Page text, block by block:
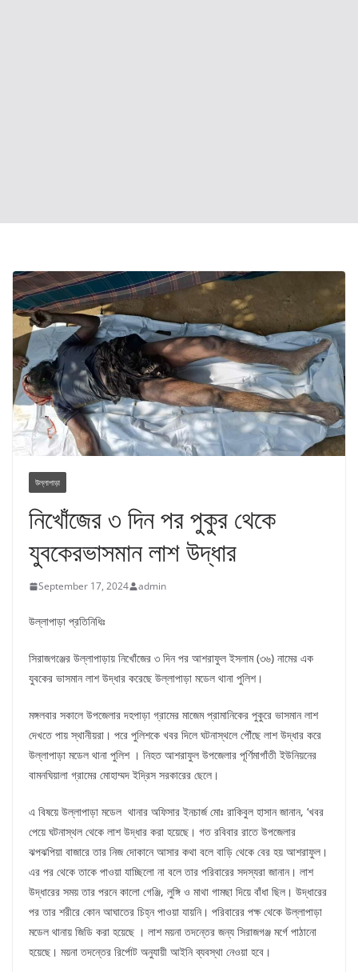
উল্লাপাড়া
নিখোঁজের ৩ দিন পর পুকুর থেকে
যুবকেরভাসমান লাশ উদ্ধার
September 17, 2024 admin
উল্লাপাড়া প্রতিনিধিঃ
সিরাজগঞ্জের উল্লাপাড়ায় নিখোঁজের ৩ দিন পর আশরাফুল ইসলাম (৩৬) নামের এক
যুবকের ভাসমান লাশ উদ্ধার করেছে উল্লাপাড়া মডেল থানা পুলিশ।
মঙ্গলবার সকালে উপজেলার দহপাড়া গ্রামের মাজেম প্রামানিকের পুকুরে ভাসমান লাশ
দেখতে পায় স্থানীয়রা। পরে পুলিশকে খবর দিলে ঘটনাস্থলে পৌঁছে লাশ উদ্ধার করে
উল্লাপাড়া মডেল থানা পুলিশ । নিহত আশরাফুল উপজেলার পূর্ণিমাগাঁতী ইউনিয়নের
বামনঘিয়ালা গ্রামের মোহাম্মদ ইদ্রিস সরকারের ছেলে।
এ বিষয়ে উল্লাপাড়া মডেল থানার অফিসার ইনচার্জ মোঃ রাকিবুল হাসান জানান, ‘খবর
পেয়ে ঘটনাস্থল থেকে লাশ উদ্ধার করা হয়েছে। গত রবিবার রাতে উপজেলার
ঝপঝপিয়া বাজারে তার নিজ দোকানে আসার কথা বলে বাড়ি থেকে বের হয় আশরাফুল।
এর পর থেকে তাকে পাওয়া যাচ্ছিলো না বলে তার পরিবারের সদস্যরা জানান। লাশ
উদ্ধারের সময় তার পরনে কালো গেঞ্জি, লুঙ্গি ও মাথা গামছা দিয়ে বাঁধা ছিল। উদ্ধারের
পর তার শরীরে কোন আঘাতের চিহ্ন পাওয়া যায়নি। পরিবারের পক্ষ থেকে উল্লাপাড়া
মডেল থানায় জিডি করা হয়েছে । লাশ ময়না তদন্তের জন্য সিরাজগঞ্জ মর্গে পাঠানো
হয়েছে। ময়না তদন্তের রির্পোট অনুযায়ী আইনি ব্যবস্থা নেওয়া হবে।